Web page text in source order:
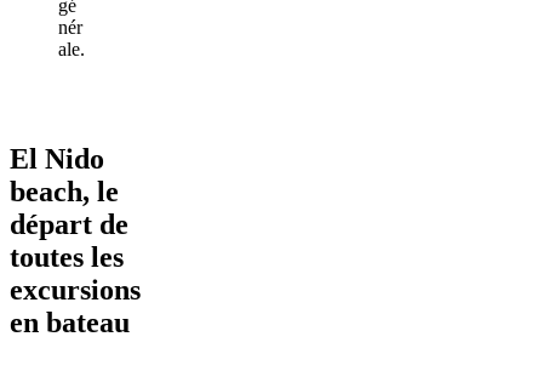
gé
nér
ale.
El Nido
beach, le
départ de
toutes les
excursions
en bateau